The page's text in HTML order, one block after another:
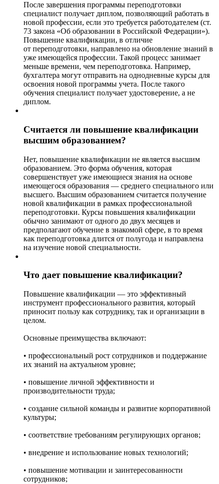
После завершения программы переподготовки
специалист получает диплом, позволяющий работать в
новой профессии, если это требуется работодателем (ст.
73 закона «Об образовании в Российской Федерации»).
Повышение квалификации, в отличие
от переподготовки, направлено на обновление знаний в
уже имеющейся профессии. Такой процесс занимает
меньше времени, чем переподготовка. Например,
бухгалтера могут отправить на однодневные курсы для
освоения новой программы учета. После такого
обучения специалист получает удостоверение, а не
диплом.
Считается ли повышение квалификации
высшим образованием?
Нет, повышение квалификации не является высшим
образованием. Это форма обучения, которая
совершенствует уже имеющиеся знания на основе
имеющегося образования — среднего специального или
высшего. Высшим образованием считается получение
новой квалификации в рамках профессиональной
переподготовки. Курсы повышения квалификации
обычно занимают от одного до двух месяцев и
предполагают обучение в знакомой сфере, в то время
как переподготовка длится от полугода и направлена
на изучение новой специальности.
Что дает повышение квалификации?
Повышение квалификации — это эффективный
инструмент профессионального развития, который
приносит пользу как сотруднику, так и организации в
целом.
Основные преимущества включают:
• профессиональный рост сотрудников и поддержание
их знаний на актуальном уровне;
• повышение личной эффективности и
производительности труда;
• создание сильной команды и развитие корпоративной
культуры;
• соответствие требованиям регулирующих органов;
• внедрение и использование новых технологий;
• повышение мотивации и заинтересованности
сотрудников;